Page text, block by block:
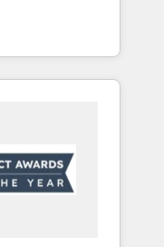
GTM
leadership
debt setup